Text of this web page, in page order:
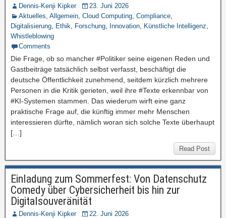
Dennis-Kenji Kipker
23. Juni 2026
Aktuelles, Allgemein, Cloud Computing, Compliance,
Digitalisierung, Ethik, Forschung, Innovation, Künstliche Intelligenz,
Whistleblowing
Comments
Die Frage, ob so mancher #Politiker seine eigenen Reden und
Gastbeiträge tatsächlich selbst verfasst, beschäftigt die
deutsche Öffentlichkeit zunehmend, seitdem kürzlich mehrere
Personen in die Kritik gerieten, weil ihre #Texte erkennbar von
#KI-Systemen stammen. Das wiederum wirft eine ganz
praktische Frage auf, die künftig immer mehr Menschen
interessieren dürfte, nämlich woran sich solche Texte überhaupt
[…]
Read Post
Einladung zum Sommerfest: Von Datenschutz
Comedy über Cybersicherheit bis hin zur
Digitalsouveränität
Dennis-Kenji Kipker
22. Juni 2026